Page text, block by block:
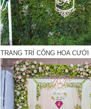
TRANG TRÍ CỔNG HOA CƯỚI